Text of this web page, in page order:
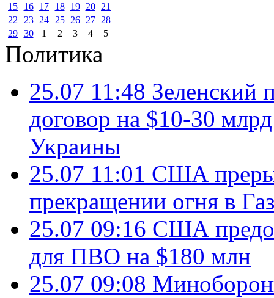
15 16 17 18 19 20
21
22
23 24 25 26 27
28
29 30 1 2 3 4 5
Политика
25.07 11:48 Зеленский
договор на $10-30
Украины
25.07 11:01 США
прекращении огня в
25.07 09:16 США
для ПВО на $180 млн
25.07 09:08